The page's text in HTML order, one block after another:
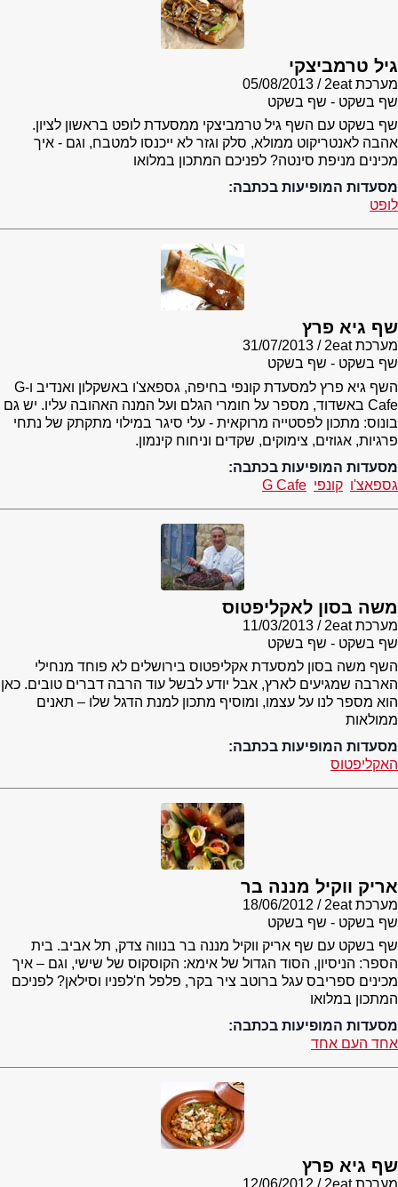
גיל טרמביצקי
מערכת 2eat
05/08/2013
שף בשקט - שף בשקט
שף בשקט עם השף גיל טרמביצקי ממסעדת לופט בראשון לציון.
אהבה לאנטריקוט ממולא, סלק וגזר לא ייכנסו למטבח, וגם - איך
מכינים מניפת סינטה? לפניכם המתכון במלואו
מסעדות המופיעות בכתבה:
לופט
שף גיא פרץ
מערכת 2eat
31/07/2013
שף בשקט - שף בשקט
השף גיא פרץ למסעדת קונפי בחיפה, גספאצ'ו באשקלון ואנדיב ו-G
Cafe באשדוד, מספר על חומרי הגלם ועל המנה האהובה עליו. יש גם
בונוס: מתכון לפסטייה מרוקאית - עלי סיגר במילוי מתקתק של נתחי
פרגיות, אגוזים, צימוקים, שקדים וניחוח קינמון.
מסעדות המופיעות בכתבה:
גספאצ'ו קונפי G Cafe
משה בסון לאקליפטוס
מערכת 2eat
11/03/2013
שף בשקט - שף בשקט
השף משה בסון למסעדת אקליפטוס בירושלים לא פוחד מנחילי
הארבה שמגיעים לארץ, אבל יודע לבשל עוד הרבה דברים טובים. כאן
הוא מספר לנו על עצמו, ומוסיף מתכון למנת הדגל שלו – תאנים
ממולאות
מסעדות המופיעות בכתבה:
האקליפטוס
אריק ווקיל מננה בר
מערכת 2eat
18/06/2012
שף בשקט - שף בשקט
שף בשקט עם שף אריק ווקיל מננה בר בנווה צדק, תל אביב. בית
הספר: הניסיון, הסוד הגדול של אימא: הקוסקוס של שישי, וגם – איך
מכינים ספריבס עגל ברוטב ציר בקר, פלפל ח'לפניו וסילאן? לפניכם
המתכון במלואו
מסעדות המופיעות בכתבה:
אחד העם אחד
שף גיא פרץ